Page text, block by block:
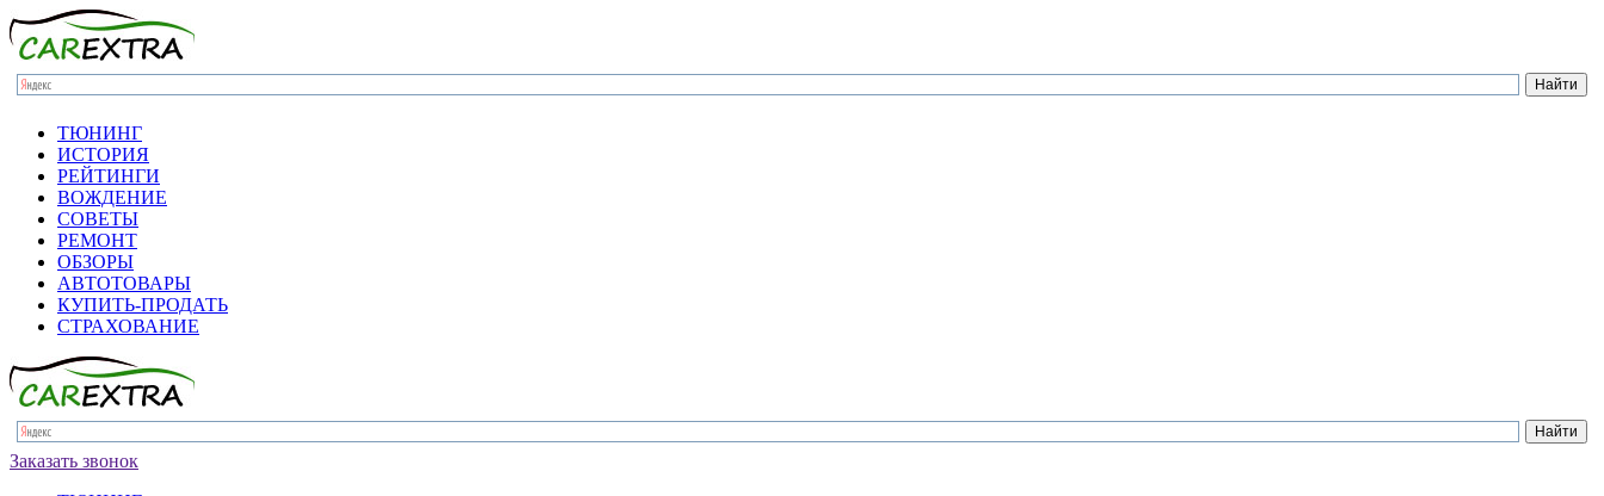
ТЮНИНГ
ИСТОРИЯ
РЕЙТИНГИ
ВОЖДЕНИЕ
СОВЕТЫ
РЕМОНТ
ОБЗОРЫ
АВТОТОВАРЫ
КУПИТЬ-ПРОДАТЬ
СТРАХОВАНИЕ
Заказать звонок